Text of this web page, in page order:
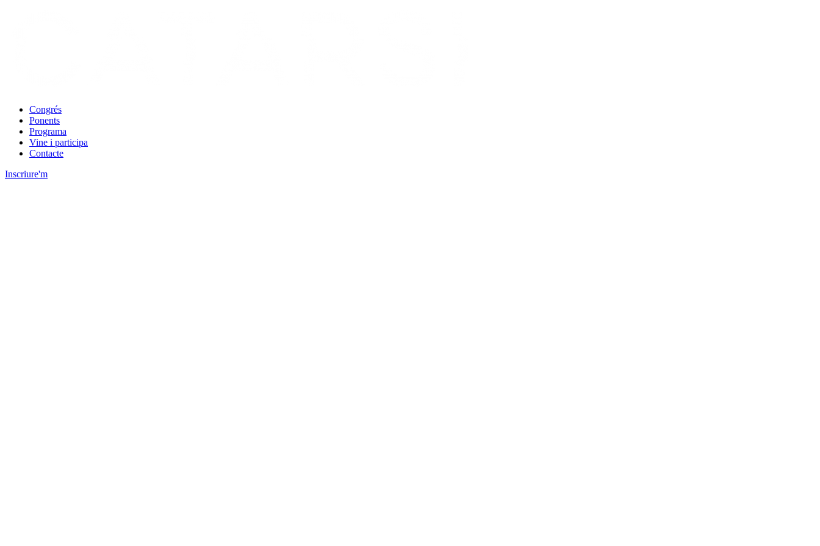
Congrés
Ponents
Programa
Vine i participa
Contacte
Inscriure'm